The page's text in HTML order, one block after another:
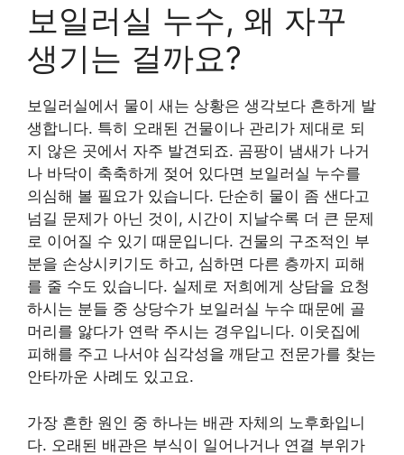
보일러실 누수, 왜 자꾸
생기는 걸까요?
보일러실에서 물이 새는 상황은 생각보다 흔하게 발
생합니다. 특히 오래된 건물이나 관리가 제대로 되
지 않은 곳에서 자주 발견되죠. 곰팡이 냄새가 나거
나 바닥이 축축하게 젖어 있다면 보일러실 누수를
의심해 볼 필요가 있습니다. 단순히 물이 좀 샌다고
넘길 문제가 아닌 것이, 시간이 지날수록 더 큰 문제
로 이어질 수 있기 때문입니다. 건물의 구조적인 부
분을 손상시키기도 하고, 심하면 다른 층까지 피해
를 줄 수도 있습니다. 실제로 저희에게 상담을 요청
하시는 분들 중 상당수가 보일러실 누수 때문에 골
머리를 앓다가 연락 주시는 경우입니다. 이웃집에
피해를 주고 나서야 심각성을 깨닫고 전문가를 찾는
안타까운 사례도 있고요.
가장 흔한 원인 중 하나는 배관 자체의 노후화입니
다. 오래된 배관은 부식이 일어나거나 연결 부위가